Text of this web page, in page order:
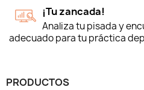
¡Tu zancada!
Analiza tu pisada y
adecuado para tu práctica
PRODUCTOS